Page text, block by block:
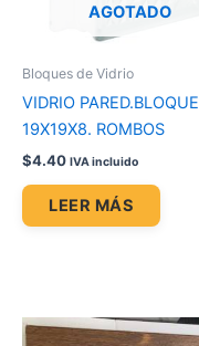
AGOTADO
Bloques de Vidrio
VIDRIO PARED.BLOQUE
19X19X8. ROMBOS
$4.40 IVA incluido
LEER MÁS